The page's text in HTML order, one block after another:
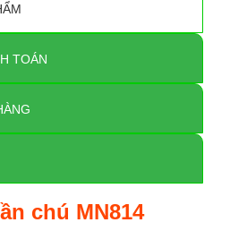
TOÁN
chú MN814